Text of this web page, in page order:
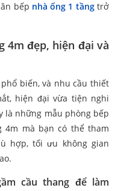
bếp nhà ống 1 tầngtrở
4m​ đẹp, hiện đại và
biến, và nhu cầu thiết
hiện đại vừa tiện nghi
là những mẫu phòng bếp
4m mà bạn có thể tham
hợp, tối ưu không gian
cầu thang để làm